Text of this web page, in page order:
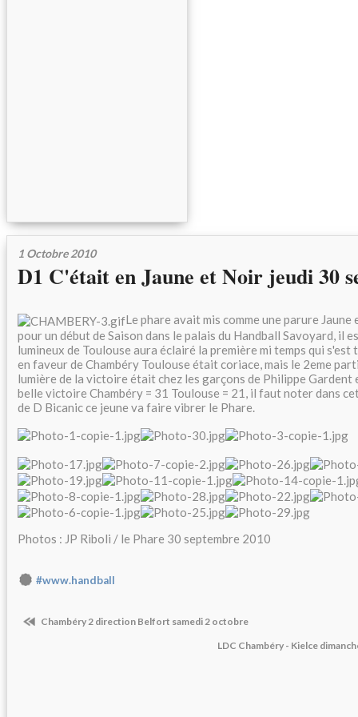
1 Octobre 2010
D1 C'était en Jaune et Noir jeudi 30
Le phare avait mis comme une parure
pour un début de Saison dans le palais du Handball Savoyard, il
lumineux de Toulouse aura éclairé la première mi temps qui s'est
en faveur de Chambéry Toulouse était coriace, mais le 2eme
lumière de la victoire était chez les garçons de Philippe Gardent
belle victoire Chambéry = 31 Toulouse = 21, il faut noter dans
de D Bicanic ce jeune va faire vibrer le Phare.
Photos : JP Riboli / le Phare 30 septembre 2010
#www.handball
Chambéry 2 direction Belfort samedi 2 octobre
LDC Chambéry - Kielce